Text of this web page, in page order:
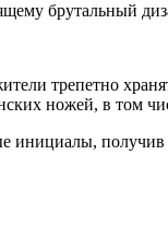
брутальный
трепетно
ножей, в том
инициалы, получив